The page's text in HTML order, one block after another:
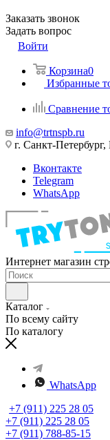
Заказать звонок
Задать вопрос
Войти
Корзина0
Избранные
Сравнение
info@trtnspb.ru
г. Санкт-
Вконтакте
Telegram
WhatsApp
Интернет магазин
Каталог
По всему сайту
По каталогу
WhatsApp
+7 (911) 225 28 05
+7 (911) 225 28 05
+7 (911) 788-85-15